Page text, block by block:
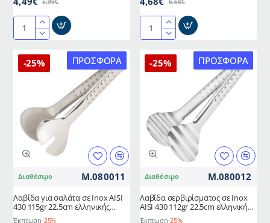
5,99€
Λαβίδα
για
BBQ
430
155gr
38cm
ελληνικής
METANO
6,68€
Ανοξείδωτη
κουκουνάρα
40cm
σε
μαύρο
χρώμα
ΠΡΟΣΦΟΡΆ
-25%
Διαθέσιμο M.080011
Λαβίδα για σαλάτα σε Inox AISI
430 115gr 22,5cm ελληνικής
κατασκευής METANO
Έκπτωση-25%
ΠΡΟΣΦΟΡΆ
-25%
Διαθέσιμο M.080012
Λαβίδα σερβιρίσματος σε Inox
AISI 430 112gr 22,5cm ελληνικής
κατασκευής METANO
Έκπτωση-25%